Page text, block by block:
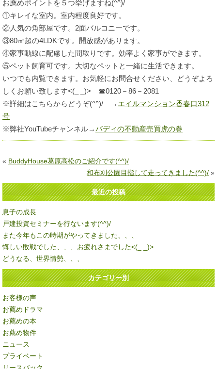
お薦めポイントを５つ挙げますね(^^)/
①キレイな室内。室内程度良好です。
②人気の角部屋です。2面バルコニーです。
③80㎡超の4LDKです。開放感があります。
④家事動線に配慮した間取りです。効率よく家事ができます。
⑤ペット飼育可です。大切なペットと一緒に生活できます。
いつでも内覧できます。お気軽にお問合せください、どうぞよろ
しくお願い致します<(_ _)> ☎0120－86－2081
※詳細はこちらからどうぞ(^^)/ → エイルマンション香春口312
号
※弊社YouTubeチャンネル→バディの不動産売買虎の巻
« BuddyHouse葛原高松のご紹介です(^^)/
和布刈公園目指して走ってきました(^^)/ »
最近の投稿
息子の成長
戸建投資セミナーを行ないます(^^)/
また今年もこの時期がやってきました、、、
悔しい敗戦でした、、、お疲れさまでした<(_ _)>
どうなる、世界情勢、、、
カテゴリー別
お客様の声
お薦めドラマ
お薦めの本
お薦め物件
ニュース
プライベート